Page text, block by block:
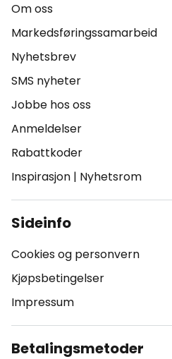
Om oss
Markedsføringssamarbeid
Nyhetsbrev
SMS nyheter
Jobbe hos oss
Anmeldelser
Rabattkoder
Inspirasjon | Nyhetsrom
Sideinfo
Cookies og personvern
Kjøpsbetingelser
Impressum
Betalingsmetoder